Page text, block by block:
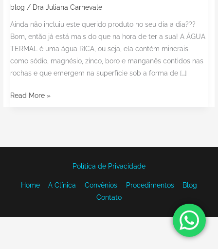
blog / Dra Juliana Carnevale
Ainda não incluiu este querido produto no seu dia a dia???
Bom, então já está mais do que na hora de ter a sua! A ÁGUA
TERMAL é uma água RICA, ou seja, ela contém minerais
como sódio, magnésio, zinco, boro e manganês contidos nas
rochas e que emergem na superfície sob a forma de […]
ÁGUA
TERMAL?
Read More »
Política de Privacidade
Home A Clínica Convênios Procedimentos
Blog
Contato